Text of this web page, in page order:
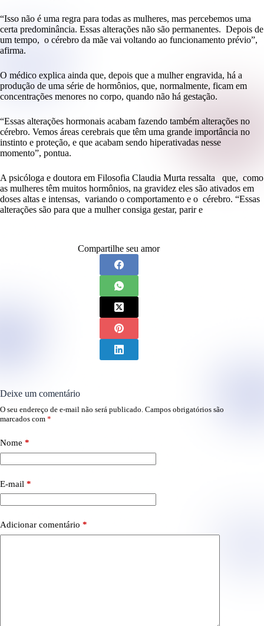
“Isso não é uma regra para todas as mulheres, mas percebemos uma
certa predominância. Essas alterações não são permanentes. Depois de
um tempo, o cérebro da mãe vai voltando ao funcionamento prévio”,
afirma.
O médico explica ainda que, depois que a mulher engravida, há a
produção de uma série de hormônios, que, normalmente, ficam em
concentrações menores no corpo, quando não há gestação.
“Essas alterações hormonais acabam fazendo também alterações no
cérebro. Vemos áreas cerebrais que têm uma grande importância no
instinto e proteção, e que acabam sendo hiperativadas nesse
momento”, pontua.
A psicóloga e doutora em Filosofia Claudia Murta ressalta que, como
as mulheres têm muitos hormônios, na gravidez eles são ativados em
doses altas e intensas, variando o comportamento e o cérebro. “Essas
alterações são para que a mulher consiga gestar, parir e
Compartilhe seu amor
Deixe um comentário
O seu endereço de e-mail não será publicado. Campos obrigatórios são
marcados com *
Nome *
E-mail *
Adicionar comentário *